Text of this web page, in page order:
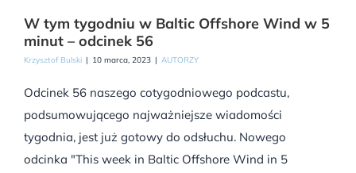
W tym tygodniu w Baltic Offshore Wind w 5
minut – odcinek 56
Krzysztof Bulski | 10 marca, 2023 | AUTORZY
Odcinek 56 naszego cotygodniowego podcastu,
podsumowującego najważniejsze wiadomości
tygodnia, jest już gotowy do odsłuchu. Nowego
odcinka "This week in Baltic Offshore Wind in 5